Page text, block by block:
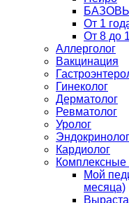
От 1
От 8 до
Аллерголог
Вакцинация
Гинеколог
Дерматолог
Ревматолог
Уролог
Эндокринолог
Кардиолог
Мой
месяца)